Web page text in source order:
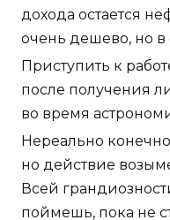
дохода остается
очень дешево, но в
Приступить к
после получения
во время
Нереально
но действие
Всей
поймешь, пока не